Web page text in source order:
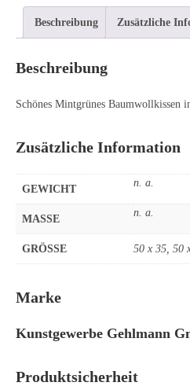
Beschreibung Zusätzliche
Beschreibung
Schönes Mintgrünes Baumwollkissen
Zusätzliche Information
GEWICHT
n. a.
MASSE
n. a.
GRÖSSE 50 x 35, 50
Marke
Kunstgewerbe Gehlmann
Produktsicherheit